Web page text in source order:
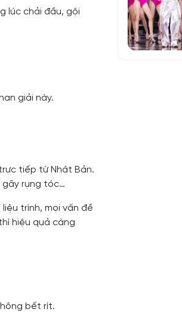
lúc chải đầu, gội
giải này.
tiếp từ Nhật Bản.
gãy rụng tóc…
trình, mọi vấn đề
hiệu quả càng
bết rít.